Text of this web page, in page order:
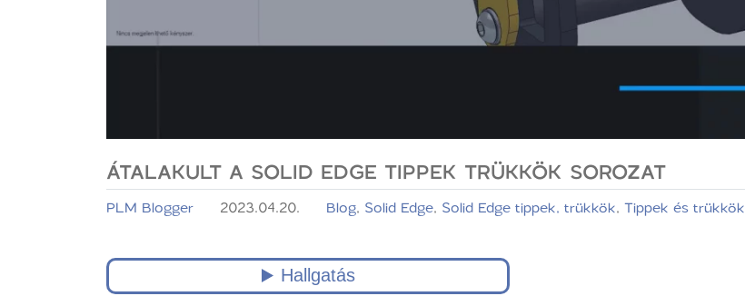
ÁTALAKULT A SOLID EDGE TIPPEK TRÜKKÖK SOROZAT
PLM Blogger 2023.04.20. Blog, Solid Edge, Solid Edge tippek, trükkök, Tippek és trükkök